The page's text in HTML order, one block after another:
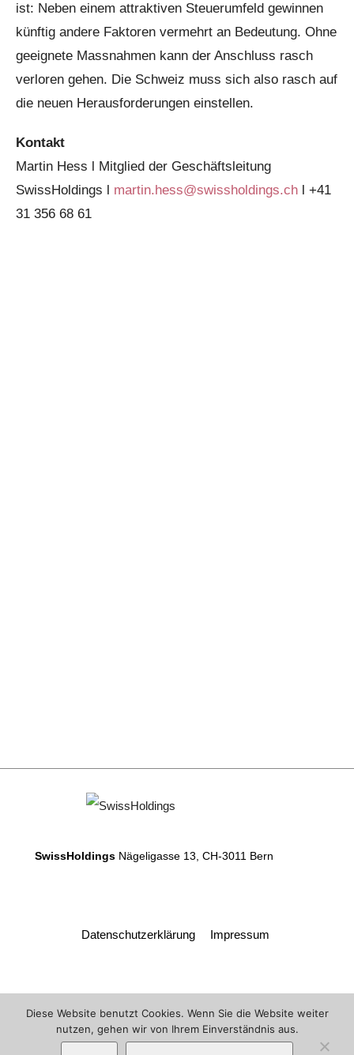
ist: Neben einem attraktiven Steuerumfeld gewinnen
künftig andere Faktoren vermehrt an Bedeutung. Ohne
geeignete Massnahmen kann der Anschluss rasch
verloren gehen. Die Schweiz muss sich also rasch auf
die neuen Herausforderungen einstellen.
Kontakt
Martin Hess l Mitglied der Geschäftsleitung
SwissHoldings l martin.hess@swissholdings.ch l +41
31 356 68 61
SwissHoldings Nägeligasse 13, CH-3011 Bern
Datenschutzerklärung Impressum
Diese Website benutzt Cookies. Wenn Sie die Website weiter
nutzen, gehen wir von Ihrem Einverständnis aus.